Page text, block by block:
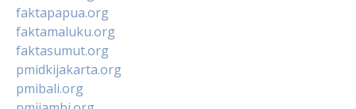
faktapapua.org
faktamaluku.org
faktasumut.org
pmidkijakarta.org
pmibali.org